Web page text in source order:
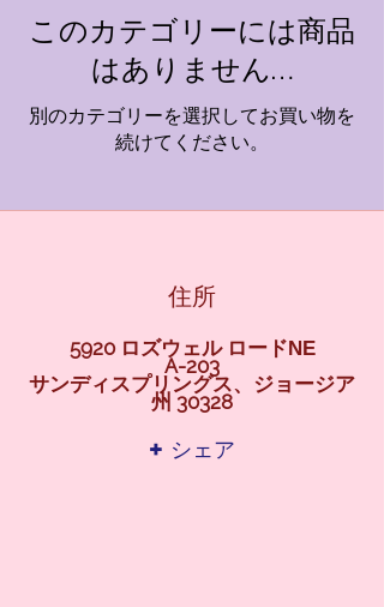
このカテゴリーには商品
はありません…
別のカテゴリーを選択してお買い物を
続けてください。
住所
5920 ロズウェル ロードNE
A-203
サンディスプリングス、ジョージア
州 30328
+ シェア